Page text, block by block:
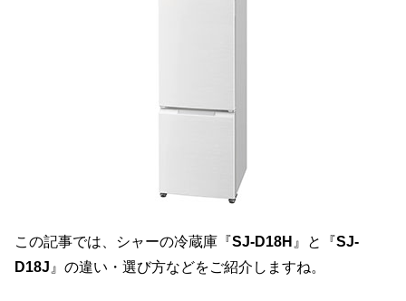
この記事では、シャーの冷蔵庫『SJ-D18H 』と『SJ-
D18J』の違い・選び方などをご紹介しますね。